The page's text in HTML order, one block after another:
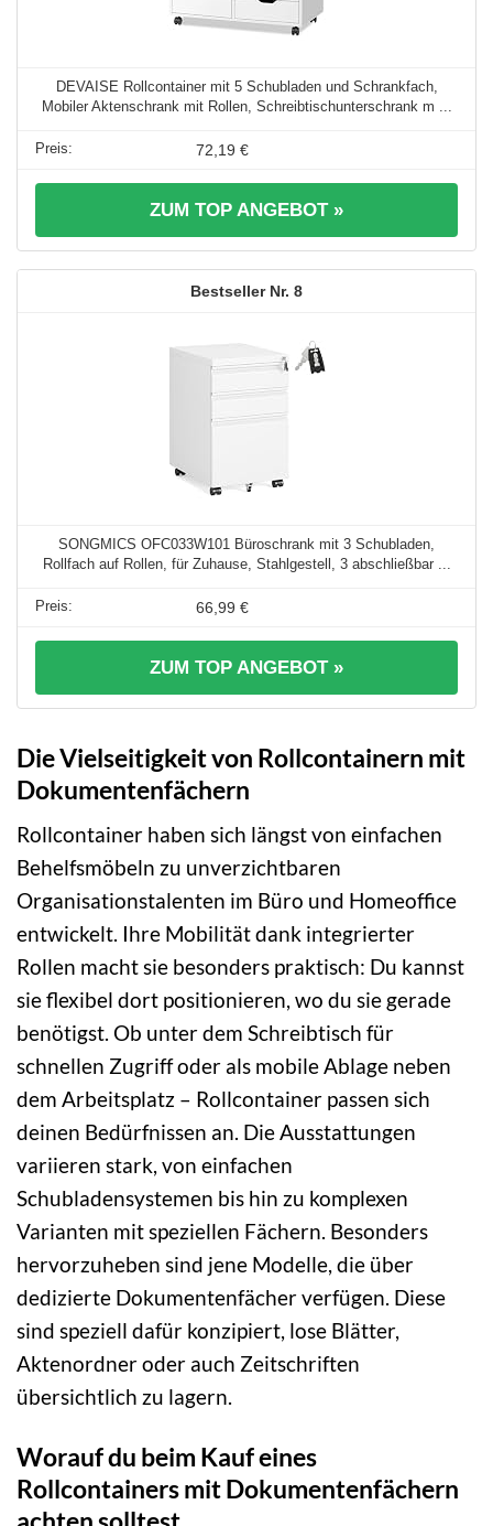
DEVAISE Rollcontainer mit 5 Schubladen und Schrankfach,
Mobiler Aktenschrank mit Rollen, Schreibtischunterschrank m ...
72,19 €
ZUM TOP ANGEBOT »
8
SONGMICS OFC033W101 Büroschrank mit 3 Schubladen,
Rollfach auf Rollen, für Zuhause, Stahlgestell, 3 abschließbar ...
66,99 €
ZUM TOP ANGEBOT »
Die Vielseitigkeit von Rollcontainern mit
Dokumentenfächern
Rollcontainer haben sich längst von einfachen
Behelfsmöbeln zu unverzichtbaren
Organisationstalenten im Büro und Homeoffice
entwickelt. Ihre Mobilität dank integrierter
Rollen macht sie besonders praktisch: Du kannst
sie flexibel dort positionieren, wo du sie gerade
benötigst. Ob unter dem Schreibtisch für
schnellen Zugriff oder als mobile Ablage neben
dem Arbeitsplatz – Rollcontainer passen sich
deinen Bedürfnissen an. Die Ausstattungen
variieren stark, von einfachen
Schubladensystemen bis hin zu komplexen
Varianten mit speziellen Fächern. Besonders
hervorzuheben sind jene Modelle, die über
dedizierte Dokumentenfächer verfügen. Diese
sind speziell dafür konzipiert, lose Blätter,
Aktenordner oder auch Zeitschriften
übersichtlich zu lagern.
Worauf du beim Kauf eines
Rollcontainers mit Dokumentenfächern